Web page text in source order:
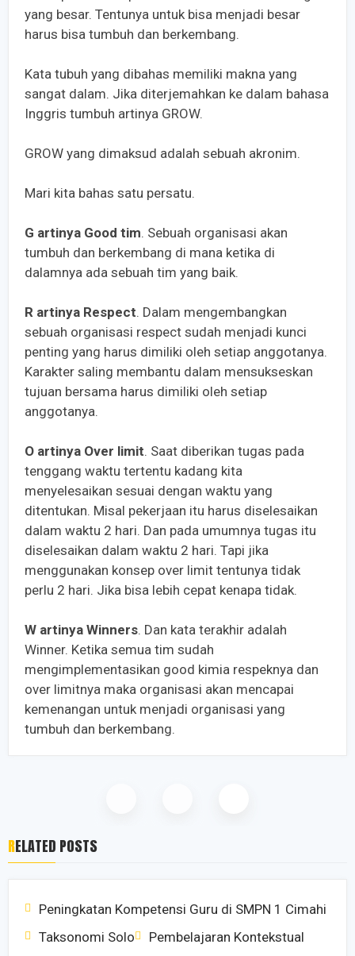
yang besar. Tentunya untuk bisa menjadi besar
harus bisa tumbuh dan berkembang.
Kata tubuh yang dibahas memiliki makna yang
sangat dalam. Jika diterjemahkan ke dalam bahasa
Inggris tumbuh artinya GROW.
GROW yang dimaksud adalah sebuah akronim.
Mari kita bahas satu persatu.
G artinya Good tim. Sebuah organisasi akan
tumbuh dan berkembang di mana ketika di
dalamnya ada sebuah tim yang baik.
R artinya Respect. Dalam mengembangkan
sebuah organisasi respect sudah menjadi kunci
penting yang harus dimiliki oleh setiap anggotanya.
Karakter saling membantu dalam mensukseskan
tujuan bersama harus dimiliki oleh setiap
anggotanya.
O artinya Over limit. Saat diberikan tugas pada
tenggang waktu tertentu kadang kita
menyelesaikan sesuai dengan waktu yang
ditentukan. Misal pekerjaan itu harus diselesaikan
dalam waktu 2 hari. Dan pada umumnya tugas itu
diselesaikan dalam waktu 2 hari. Tapi jika
menggunakan konsep over limit tentunya tidak
perlu 2 hari. Jika bisa lebih cepat kenapa tidak.
W artinya Winners. Dan kata terakhir adalah
Winner. Ketika semua tim sudah
mengimplementasikan good kimia respeknya dan
over limitnya maka organisasi akan mencapai
kemenangan untuk menjadi organisasi yang
tumbuh dan berkembang.
RELATED POSTS
Peningkatan Kompetensi Guru di SMPN 1 Cimahi
Taksonomi Solo
Pembelajaran Kontekstual